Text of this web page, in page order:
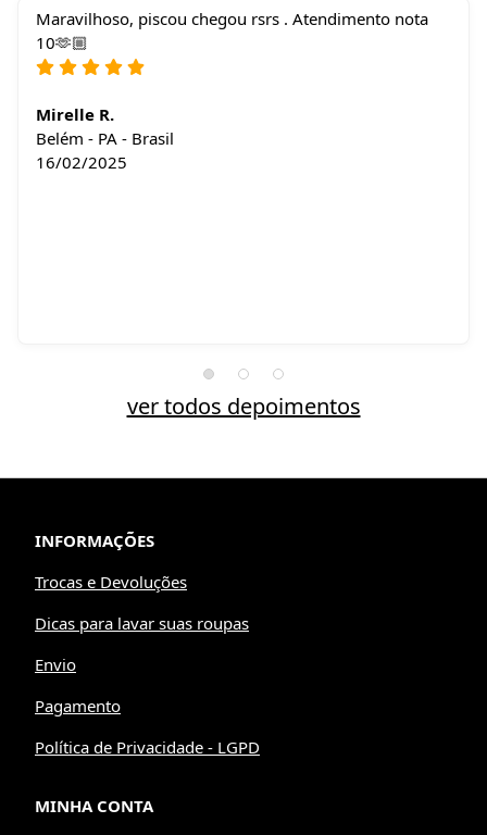
Maravilhoso, piscou chegou rsrs . Atendimento nota
10🫶🏼
Mirelle R.
Belém - PA - Brasil
16/02/2025
ver todos depoimentos
INFORMAÇÕES
Trocas e Devoluções
Dicas para lavar suas roupas
Envio
Pagamento
Política de Privacidade - LGPD
MINHA CONTA